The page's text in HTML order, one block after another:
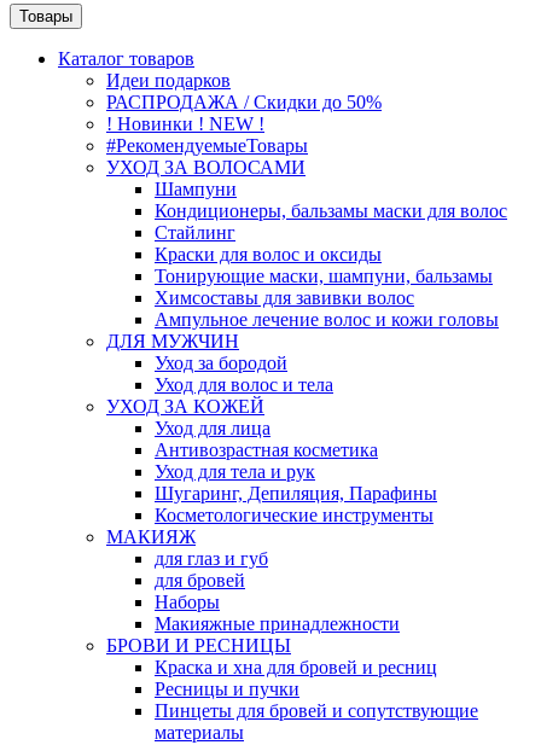
Товары
Каталог товаров
Идеи подарков
РАСПРОДАЖА / Скидки до 50%
! Новинки ! NEW !
#РекомендуемыеТовары
УХОД ЗА ВОЛОСАМИ
Шампуни
Кондиционеры, бальзамы маски для волос
Стайлинг
Краски для волос и оксиды
Тонирующие маски, шампуни, бальзамы
Химсоставы для завивки волос
Ампульное лечение волос и кожи головы
ДЛЯ МУЖЧИН
Уход за бородой
Уход для волос и тела
УХОД ЗА КОЖЕЙ
Уход для лица
Антивозрастная косметика
Уход для тела и рук
Шугаринг, Депиляция, Парафины
Косметологические инструменты
МАКИЯЖ
для глаз и губ
для бровей
Наборы
Макияжные принадлежности
БРОВИ И РЕСНИЦЫ
Краска и хна для бровей и ресниц
Ресницы и пучки
Пинцеты для бровей и сопутствующие
материалы